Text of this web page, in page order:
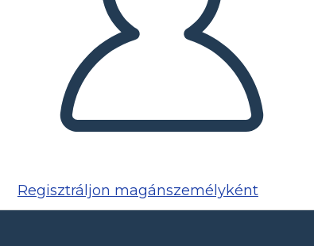
Regisztráljon magánszemélyként